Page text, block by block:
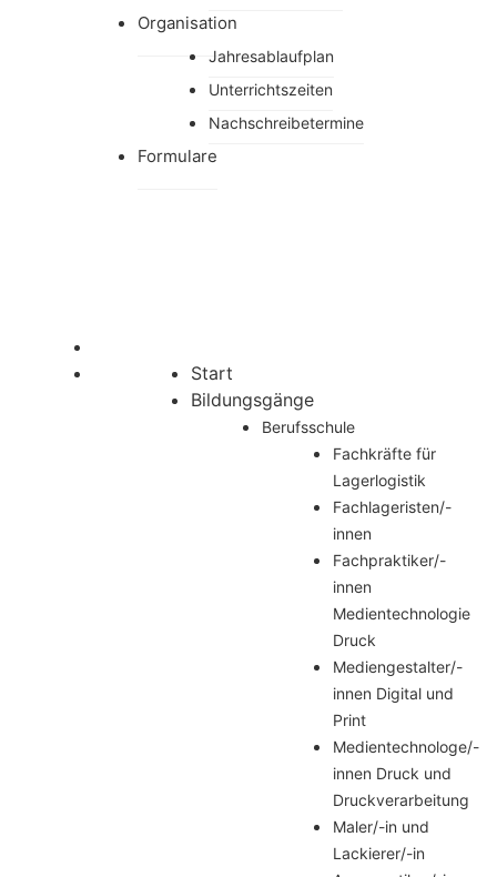
Organisation
Jahresablaufplan
Unterrichtszeiten
Nachschreibetermine
Formulare
Start
Bildungsgänge
Berufsschule
Fachkräfte für
Lagerlogistik
Fachlageristen/-
innen
Fachpraktiker/-
innen
Medientechnologie
Druck
Mediengestalter/-
innen Digital und
Print
Medientechnologe/-
innen Druck und
Druckverarbeitung
Maler/-in und
Lackierer/-in